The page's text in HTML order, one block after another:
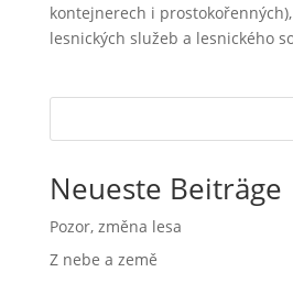
kontejnerech i
lesnických služeb a lesnického
Neueste Beiträge
Pozor, změna lesa
Z nebe a země